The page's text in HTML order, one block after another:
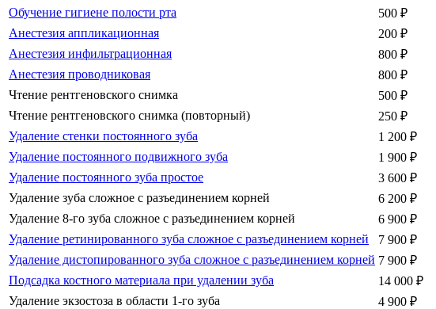
Обучение гигиене полости рта
500 ₽
Анестезия аппликационная
200 ₽
Анестезия инфильтрационная
800 ₽
Анестезия проводниковая
800 ₽
Чтение рентгеновского снимка
500 ₽
Чтение рентгеновского снимка (повторный)
250 ₽
Удаление стенки постоянного зуба
1 200 ₽
Удаление постоянного подвижного зуба
1 900 ₽
Удаление постоянного зуба простое
3 600 ₽
Удаление зуба сложное с разъединением корней
6 200 ₽
Удаление 8-го зуба сложное с разъединением корней
6 900 ₽
Удаление ретинированного зуба сложное с разъединением корней
7 900 ₽
Удаление дистопированного зуба сложное с разъединением корней 7 900 ₽
Подсадка костного материала при удалении зуба
14 000 ₽
Удаление экзостоза в области 1-го зуба
4 900 ₽